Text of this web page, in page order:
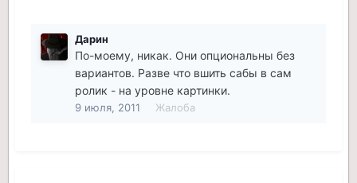
Дарин
По-моему, никак. Они опциональны без
вариантов. Разве что вшить сабы в сам
ролик - на уровне картинки.
9 июля, 2011 Жалоба